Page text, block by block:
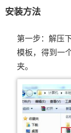
安装方法
第一步：解压
模板，得到一
夹。